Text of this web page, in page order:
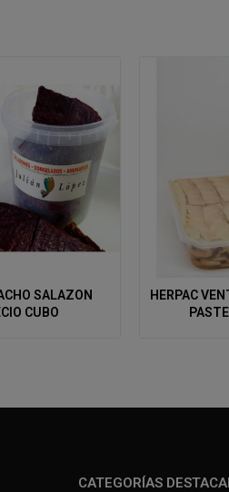
SALAZON
CUBO
HERPAC
CATEGORÍAS